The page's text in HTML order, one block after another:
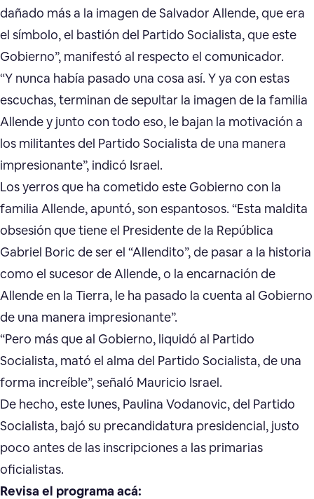
dañado más a la imagen de Salvador Allende, que era
el símbolo, el bastión del Partido Socialista, que este
Gobierno”, manifestó al respecto el comunicador.
“Y nunca había pasado una cosa así. Y ya con estas
escuchas, terminan de sepultar la imagen de la familia
Allende y junto con todo eso, le bajan la motivación a
los militantes del Partido Socialista de una manera
impresionante”, indicó Israel.
Los yerros que ha cometido este Gobierno con la
familia Allende, apuntó, son espantosos. “Esta maldita
obsesión que tiene el Presidente de la República
Gabriel Boric de ser el “Allendito”, de pasar a la historia
como el sucesor de Allende, o la encarnación de
Allende en la Tierra, le ha pasado la cuenta al Gobierno
de una manera impresionante”.
“Pero más que al Gobierno, liquidó al Partido
Socialista, mató el alma del Partido Socialista, de una
forma increíble”, señaló Mauricio Israel.
De hecho, este lunes, Paulina Vodanovic, del Partido
Socialista, bajó su precandidatura presidencial, justo
poco antes de las inscripciones a las primarias
oficialistas.
Revisa el programa acá: